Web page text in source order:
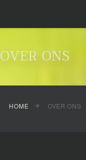
OVER ONS
HOME OVER ONS